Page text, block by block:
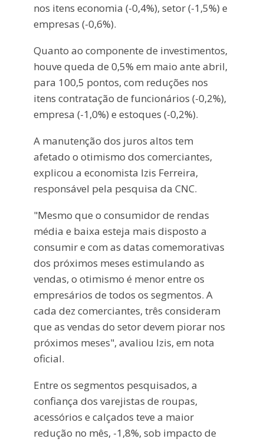
nos itens economia (-0,4%), setor (-1,5%) e
empresas (-0,6%).
Quanto ao componente de investimentos,
houve queda de 0,5% em maio ante abril,
para 100,5 pontos, com reduções nos
itens contratação de funcionários (-0,2%),
empresa (-1,0%) e estoques (-0,2%).
A manutenção dos juros altos tem
afetado o otimismo dos comerciantes,
explicou a economista Izis Ferreira,
responsável pela pesquisa da CNC.
"Mesmo que o consumidor de rendas
média e baixa esteja mais disposto a
consumir e com as datas comemorativas
dos próximos meses estimulando as
vendas, o otimismo é menor entre os
empresários de todos os segmentos. A
cada dez comerciantes, três consideram
que as vendas do setor devem piorar nos
próximos meses", avaliou Izis, em nota
oficial.
Entre os segmentos pesquisados, a
confiança dos varejistas de roupas,
acessórios e calçados teve a maior
redução no mês, -1,8%, sob impacto de